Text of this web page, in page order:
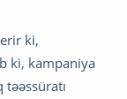
ki,
ki, kampaniya